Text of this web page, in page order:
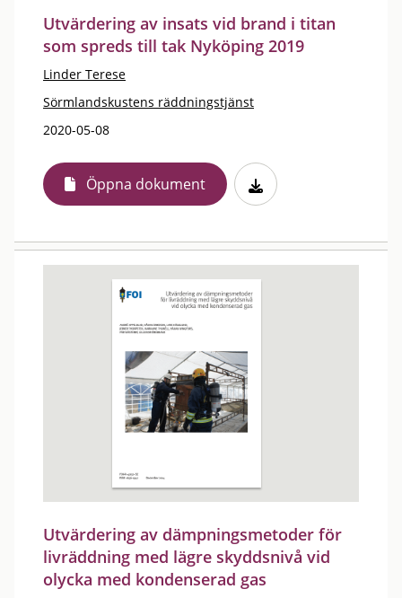
Utvärdering av insats vid brand i titan
som spreds till tak Nyköping 2019
Linder Terese
Sörmlandskustens räddningstjänst
2020-05-08
Öppna dokument
Utvärdering av dämpningsmetoder för
livräddning med lägre skyddsnivå vid
olycka med kondenserad gas